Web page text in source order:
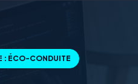
: ÉCO-CONDUITE